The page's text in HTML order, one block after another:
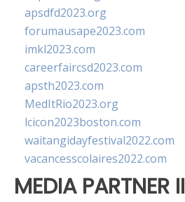
apsdfd2023.org
forumausape2023.com
imkl2023.com
careerfaircsd2023.com
apsth2023.com
MedItRio2023.org
lcicon2023boston.com
waitangidayfestival2022.com
vacancesscolaires2022.com
MEDIA PARTNER II